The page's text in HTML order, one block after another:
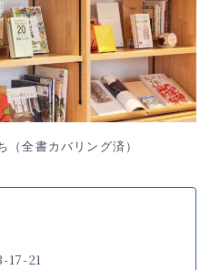
全書カバリング済）
17-21